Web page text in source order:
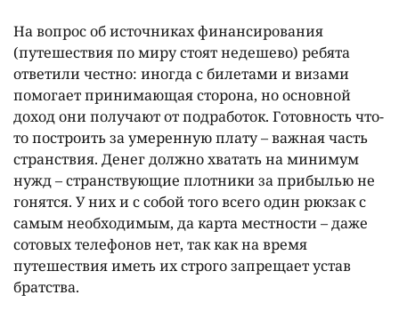
На вопрос об источниках финансирования
(путешествия по миру стоят недешево) ребята
ответили честно: иногда с билетами и визами
помогает принимающая сторона, но основной
доход они получают от подработок. Готовность что-
то построить за умеренную плату – важная часть
странствия. Денег должно хватать на минимум
нужд – странствующие плотники за прибылью не
гонятся. У них и с собой того всего один рюкзак с
самым необходимым, да карта местности – даже
сотовых телефонов нет, так как на время
путешествия иметь их строго запрещает устав
братства.